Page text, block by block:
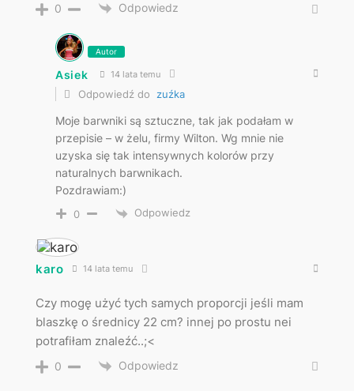
0 Odpowiedz
Autor
Asiek 14 lata temu
Odpowiedź do zuźka
Moje barwniki są sztuczne, tak jak podałam w
przepisie – w żelu, firmy Wilton. Wg mnie nie
uzyska się tak intensywnych kolorów przy
naturalnych barwnikach.
Pozdrawiam:)
0 Odpowiedz
karo 14 lata temu
Czy mogę użyć tych samych proporcji jeśli mam
blaszkę o średnicy 22 cm? innej po prostu nei
potrafiłam znaleźć..;<
0 Odpowiedz